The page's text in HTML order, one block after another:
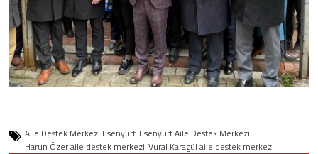
Aile Destek Merkezi Esenyurt Esenyurt Aile Destek Merkezi
Harun Özer aile destek merkezi Vural Karagül aile destek merkezi